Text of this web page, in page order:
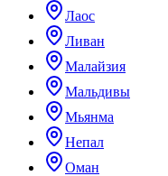
Лаос
Ливан
Малайзия
Мальдивы
Мьянма
Непал
Оман